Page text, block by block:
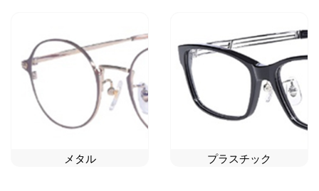
メタル プラスチック